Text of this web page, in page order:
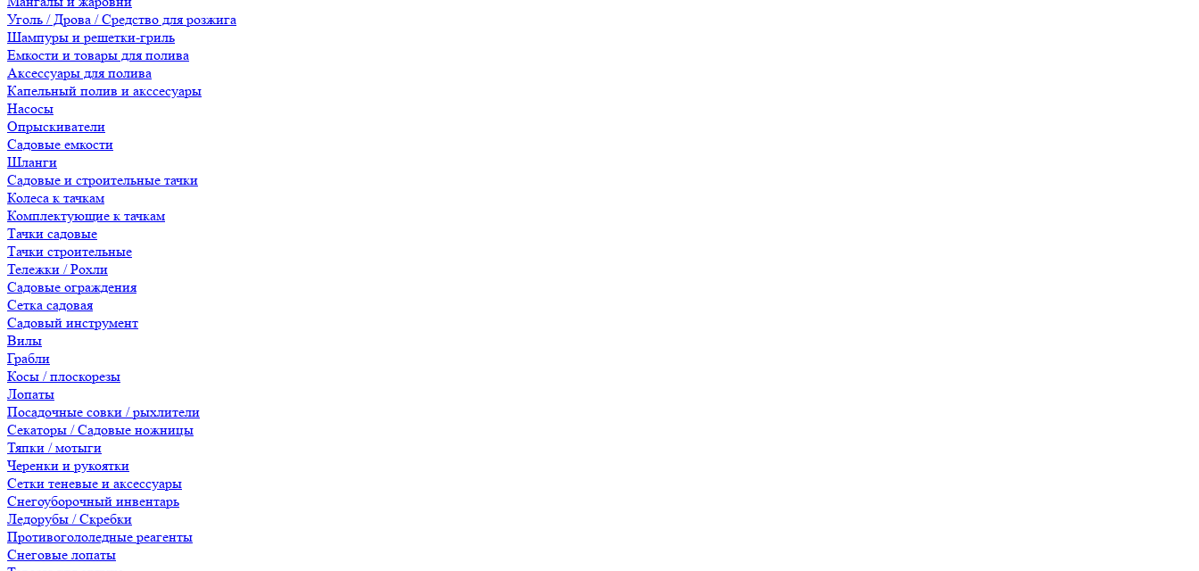
Уголь / Дрова / Средство для розжига
Шампуры и решетки-гриль
Емкости и товары для полива
Аксессуары для полива
Капельный полив и акссесуары
Насосы
Опрыскиватели
Садовые емкости
Шланги
Садовые и строительные тачки
Колеса к тачкам
Комплектующие к тачкам
Тачки садовые
Тачки строительные
Тележки / Рохли
Садовые ограждения
Сетка садовая
Садовый инструмент
Вилы
Грабли
Косы / плоскорезы
Лопаты
Посадочные совки / рыхлители
Секаторы / Садовые ножницы
Тяпки / мотыги
Черенки и рукоятки
Сетки теневые и аксессуары
Снегоуборочный инвентарь
Ледорубы / Скребки
Противогололедные реагенты
Снеговые лопаты